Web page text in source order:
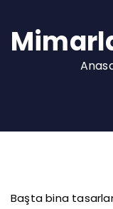
Başta bina